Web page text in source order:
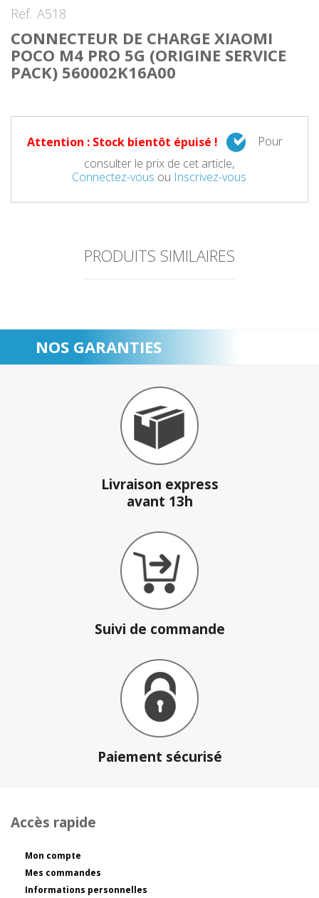
Ref. A518
CONNECTEUR DE CHARGE XIAOMI
POCO M4 PRO 5G (ORIGINE SERVICE
PACK) 560002K16A00
Attention : Stock bientôt épuisé !
Pour
consulter le prix de cet article,
Connectez-vous ou Inscrivez-vous
PRODUITS SIMILAIRES
NOS GARANTIES
Livraison express
avant 13h
Suivi de commande
Paiement sécurisé
Accès rapide
Mon compte
Mes commandes
Informations personnelles